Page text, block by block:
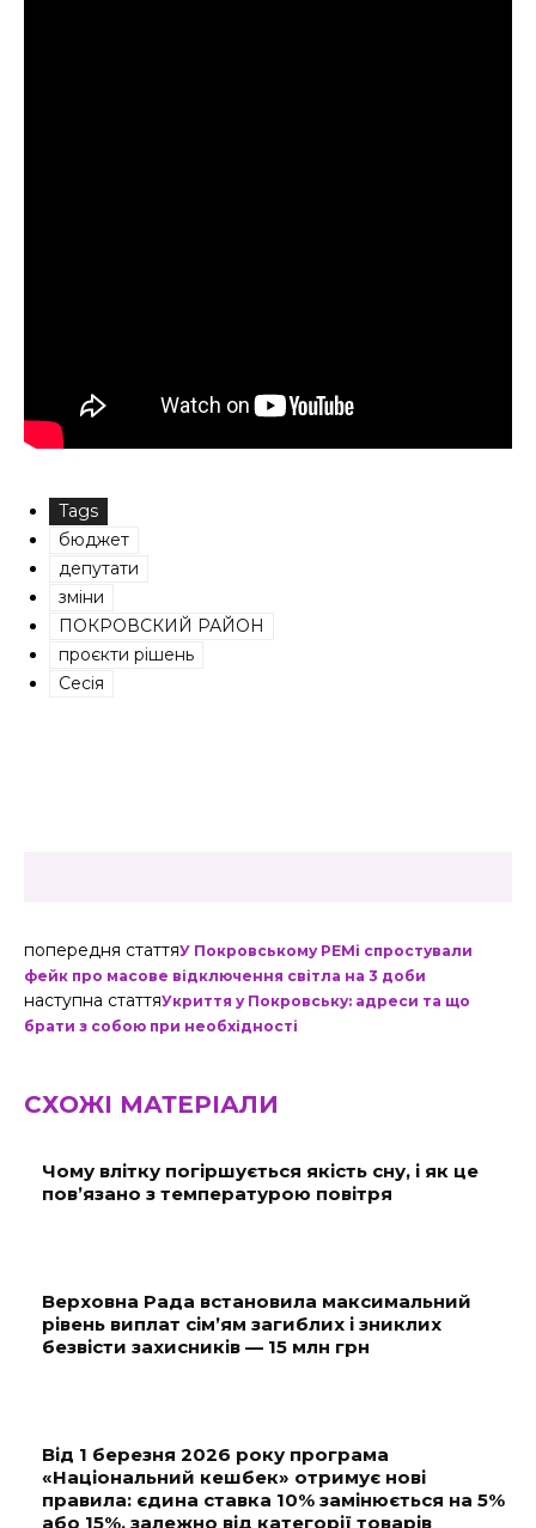
Tags
бюджет
депутати
зміни
ПОКРОВСКИЙ РАЙОН
проєкти рішень
Сесія
попередня статтяУ Покровському РЕМі спростували
фейк про масове відключення світла на 3 доби
наступна статтяУкриття у Покровську: адреси та що
брати з собою при необхідності
СХОЖІ МАТЕРІАЛИ
Чому влітку погіршується якість сну, і як це
пов’язано з температурою повітря
Верховна Рада встановила максимальний
рівень виплат сім’ям загиблих і зниклих
безвісти захисників — 15 млн грн
Від 1 березня 2026 року програма
«Національний кешбек» отримує нові
правила: єдина ставка 10% замінюється на 5%
або 15%, залежно від категорії товарів